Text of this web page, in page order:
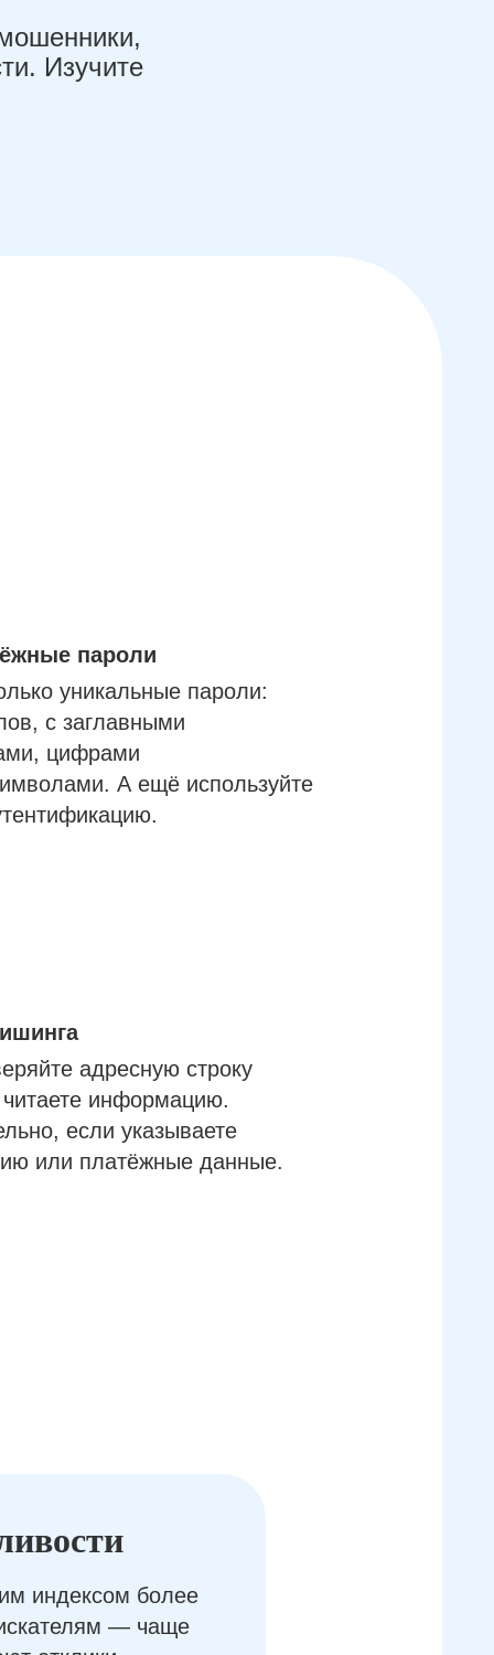
Изучите
пароли
уникальные пароли:
с заглавными
цифрами
А ещё используйте
адресную строку
информацию.
если указываете
или платёжные данные.
индексом более
— чаще